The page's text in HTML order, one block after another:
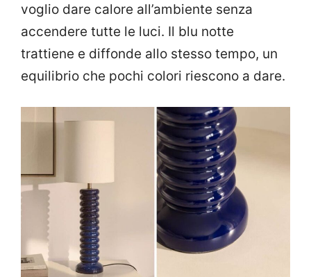
voglio dare calore all’ambiente senza
accendere tutte le luci. Il blu notte
trattiene e diffonde allo stesso tempo, un
equilibrio che pochi colori riescono a dare.